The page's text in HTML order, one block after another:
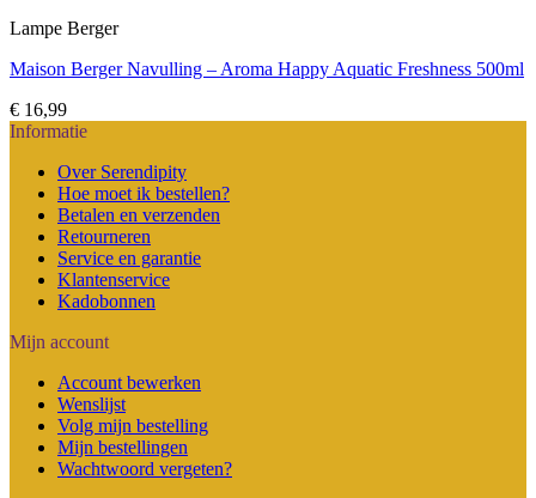
Lampe Berger
Maison Berger Navulling – Aroma Happy Aquatic Freshness 500ml
€ 16,99
Informatie
Over Serendipity
Hoe moet ik bestellen?
Betalen en verzenden
Retourneren
Service en garantie
Klantenservice
Kadobonnen
Mijn account
Account bewerken
Wenslijst
Volg mijn bestelling
Mijn bestellingen
Wachtwoord vergeten?